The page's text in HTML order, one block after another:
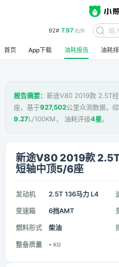
92# 7.97元/升
首页 App下载 油耗报告 油耗
报告摘要： 新途V80 2019款 2.5T
座，基于927,502公里众测数据，
9.27L/100KM， 油耗评级4星。
新途V80 2019款
短轴中顶5/6座
发动机 2.5T 136马力 L4
变速箱 6挡AMT
燃料形式 柴油
整备质量 - KG